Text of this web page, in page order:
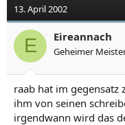
13. April 2002
E Eireannach
Geheimer
raab hat im gegensatz
ihm von seinen
irgendwann wird das